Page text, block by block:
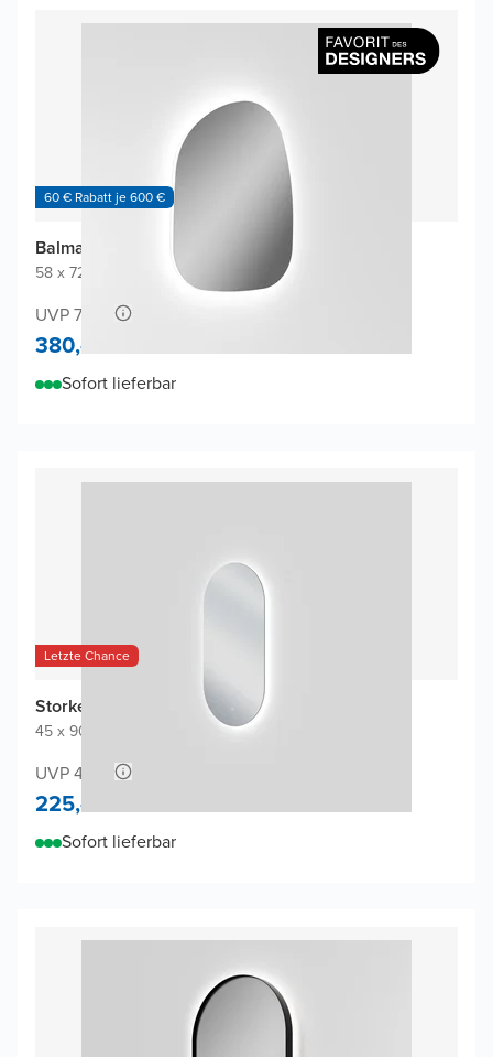
60 € Rabatt je 600 €
Balmani Cloud Badspiegel
58 x 72 cm Spiegel ohne Rahmen Organisch
UVP 700,-
380,-
Sofort lieferbar
Letzte Chance
Storke Somma Badspiegel
45 x 90 cm Spiegel ohne Rahmen
UVP 430,-
225,-
Sofort lieferbar